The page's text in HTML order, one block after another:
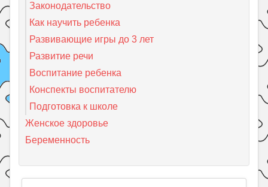
Законодательство
Как научить ребенка
Развивающие игры до 3 лет
Развитие речи
Воспитание ребенка
Конспекты воспитателю
Подготовка к школе
Женское здоровье
Беременность